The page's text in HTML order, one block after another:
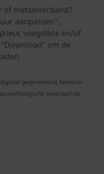
of metselverband?
aanpassen",
voegdikte en/of
om de
gegenereerd, hierdoor
bovenaan de